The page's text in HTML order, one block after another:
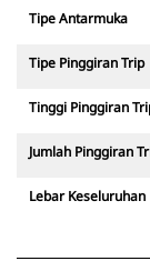
Tipe Antarmuka
Tipe Pinggiran Trip
Tinggi Pinggiran
Jumlah Pinggiran
Lebar Keseluruhan